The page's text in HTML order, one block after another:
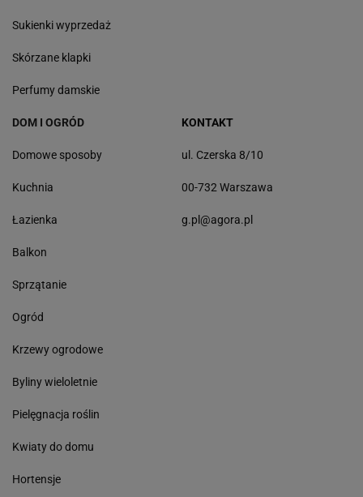
Sukienki wyprzedaż
Skórzane klapki
Perfumy damskie
DOM I OGRÓD
Domowe sposoby
Kuchnia
Łazienka
Balkon
Sprzątanie
Ogród
Krzewy ogrodowe
Byliny wieloletnie
Pielęgnacja roślin
Kwiaty do domu
Hortensje
KONTAKT
ul. Czerska 8/10
00-732 Warszawa
g.pl@agora.pl